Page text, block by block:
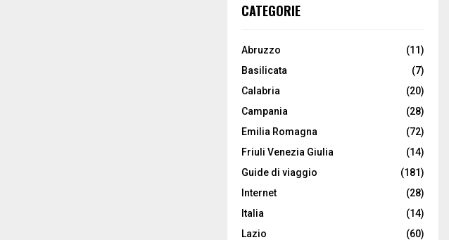
CATEGORIE
Abruzzo
(11)
Basilicata
(7)
Calabria
(20)
Campania
(28)
Emilia Romagna
(72)
Friuli Venezia Giulia
(14)
Guide di viaggio
(181)
Internet
(28)
Italia
(14)
Lazio
(60)